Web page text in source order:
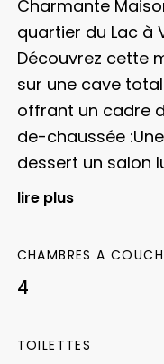
Charmante
quartier du Lac à
Découvrez cette
sur une cave
offrant un cadre
de-chaussée
dessert un salon
séjour convivial.
bureau
Dans les
lire plus
CHAMBRES A
4
TOILETTES